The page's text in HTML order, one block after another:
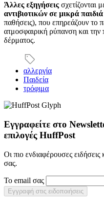
Άλλες εξηγήσεις σχετίζονται
αντιβιοτικών σε μικρά παιδιά
παθήσεις), που επηρεάζουν το
ατμοσφαιρική ρύπανση και
δέρματος.
αλλεργία
Παιδεία
τρόφιμα
Εγγραφείτε στο
επιλογές HuffPost
Οι πιο ενδιαφέρουσες
σας.
Το email σας
Εγγραφή στις ειδοποιήσεις